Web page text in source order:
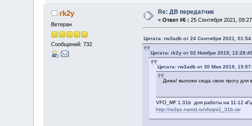
rk2y
Ветеран
Сообщений: 732
Re: ДВ передатчик
«Ответ #6 : 25 Сентября 2021,
Цитата: rw3adb от 24 Сентября 2021,
Цитата: rk2y от 02 Ноября 2019,
Цитата: rw3adb от 30 Мая 2019,
Дима! выложи сюда свою прогу для
VFO_MF 1.31b для работы на 11-12
http://ra3yo.narod.ru/vfoqrs1_31b.rar